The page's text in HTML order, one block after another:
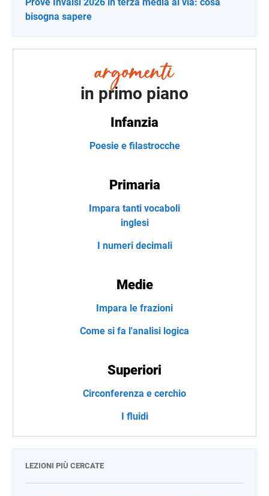
bisogna sapere
in primo piano
Infanzia
Poesie e filastrocche
Primaria
Impara tanti vocaboli
inglesi
I numeri decimali
Medie
Impara le frazioni
Come si fa l'analisi logica
Superiori
Circonferenza e cerchio
I fluidi
LEZIONI PIÙ CERCATE